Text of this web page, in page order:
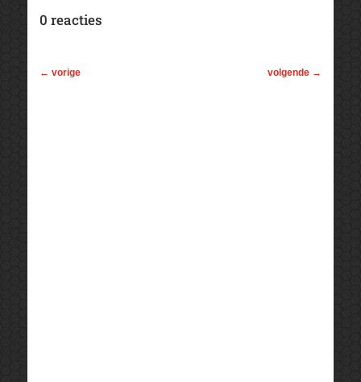
0 reacties
← vorige volgende →